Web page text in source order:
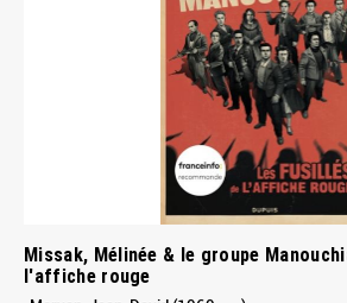
Missak, Mélinée & le groupe
l'affiche rouge